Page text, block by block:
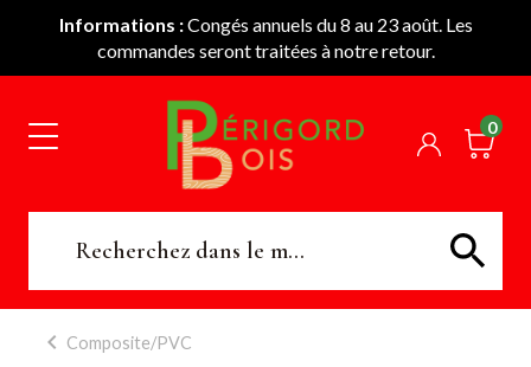
Informations :Congés annuels du 8 au 23 août. Les
commandes seront traitées à notre retour.
0
Composite/PVC